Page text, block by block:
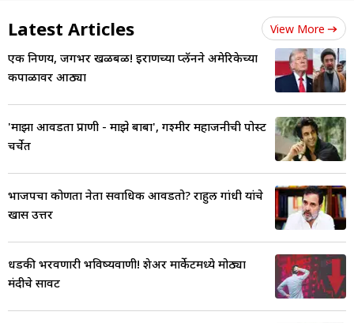
Latest Articles View More
एक निर्णय, जगभर खळबळ! इराणच्या प्लॅनने अमेरिकेच्या
कपाळावर आठ्या
'माझा आवडता प्राणी - माझे बाबा', गश्मीर महाजनीची पोस्ट
चर्चेत
भाजपचा कोणता नेता सर्वाधिक आवडतो? राहुल गांधी यांचे
खास उत्तर
धडकी भरवणारी भविष्यवाणी! शेअर मार्केटमध्ये मोठ्या
मंदीचे सावट